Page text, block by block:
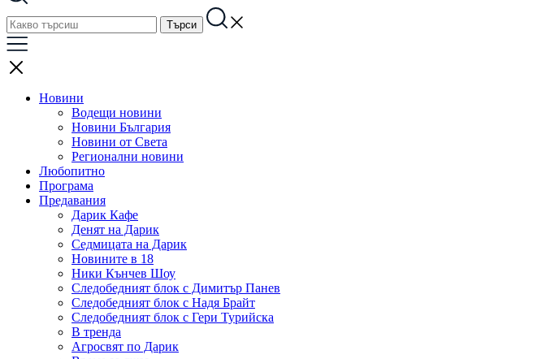
Новини
Водещи новини
Новини България
Новини от Света
Регионални новини
Любопитно
Програма
Предавания
Дарик Кафе
Денят на Дарик
Седмицата на Дарик
Новините в 18
Ники Кънчев Шоу
Следобедният блок с Димитър Панев
Следобедният блок с Надя Брайт
Следобедният блок с Гери Турийска
В тренда
Агросвят по Дарик